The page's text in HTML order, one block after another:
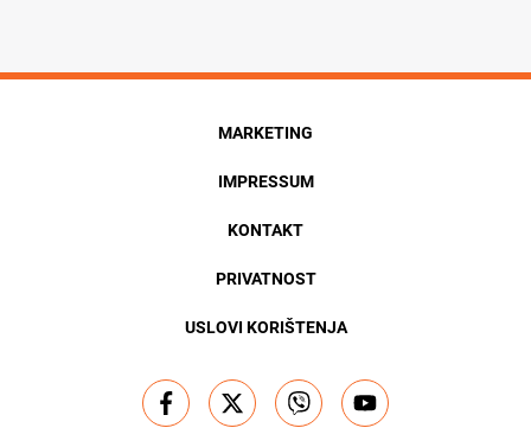
MARKETING
IMPRESSUM
KONTAKT
PRIVATNOST
USLOVI KORIŠTENJA